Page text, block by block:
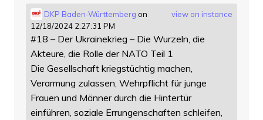
view on instance
DKP Baden-Württemberg on
12/18/2024 2:27:31 PM
#18 – Der Ukrainekrieg – Die Wurzeln, die
Akteure, die Rolle der NATO Teil 1
Die Gesellschaft kriegstüchtig machen,
Verarmung zulassen, Wehrpflicht für junge
Frauen und Männer durch die Hintertür
einführen, soziale Errungenschaften schleifen,